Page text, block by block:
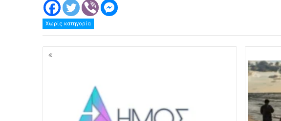
Χωρίς κατηγορία
Πλοήγηση